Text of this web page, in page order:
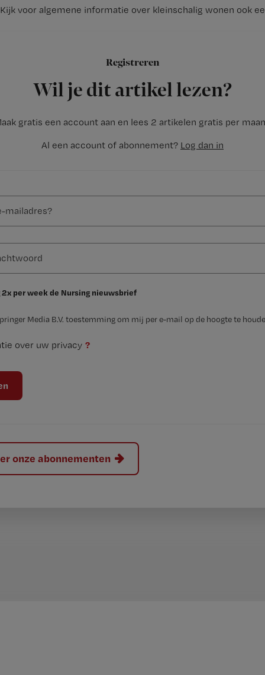
Registreren
Wil je dit artikel lezen?
gratis een account aan en lees 2 artikelen gratis per
Al een account of abonnement? Log dan in
2x per week de Nursing nieuwsbrief
Media B.V. toestemming om mij per e-mail op de hoogte te
over uw privacy ?
onze abonnementen
Kijk voor algemene informatie over kleinschalig wonen ook
Dossier Kleinschalig Wonen